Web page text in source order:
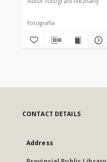
fotografia
CONTACT DETAILS
Address